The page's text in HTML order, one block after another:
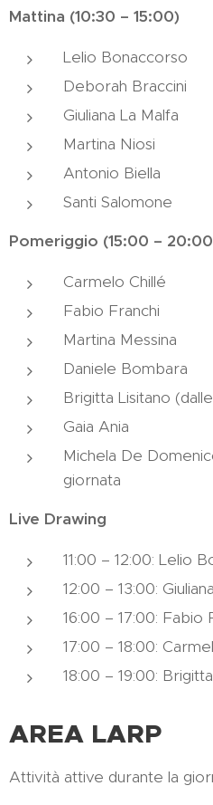
Mattina (10:30 – 15:00)
Lelio Bonaccorso
Deborah Braccini
Giuliana La Malfa
Martina Niosi
Antonio Biella
Santi Salomone
Pomeriggio (15:00 –
Carmelo Chillé
Fabio Franchi
Martina Messina
Daniele Bombara
Brigitta Lisitano
Gaia Ania
Michela De
giornata
Live Drawing
11:00 – 12:00: Lelio
12:00 – 13:00:
16:00 – 17:00: Fabio
17:00 – 18:00:
18:00 – 19:00:
AREA LARP
Attività attive durante la